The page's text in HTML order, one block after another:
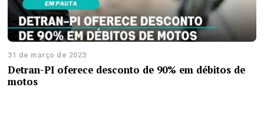
31 de março de 2023
Detran-PI oferece desconto de 90% em débitos de
motos